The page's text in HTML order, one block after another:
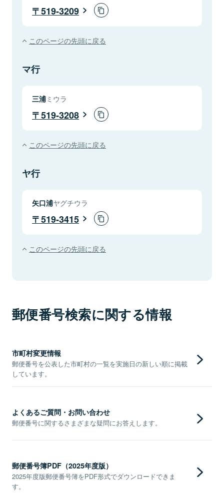
519-3209
このページの先頭に戻る
マ行
三浦ミウラ
519-3208
このページの先頭に戻る
ヤ行
矢口浦ヤグチウラ
519-3415
このページの先頭に戻る
郵便番号検索に関する情報
市町村変更情報
郵便番号を公表した市町村の一覧を実施日の新しい順に掲載
しています。
よくあるご質問・お問い合わせ
郵便番号に関するさまざまな疑問にお答えします。
郵便番号簿PDF（2025年度版）
2025年度版郵便番号簿をPDF形式でダウンロードできま
す。